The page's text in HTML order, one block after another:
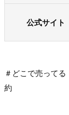
公式サイト
＃どこで売って
約